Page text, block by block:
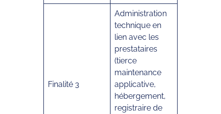
Finalité 3
Administration
technique en
lien avec les
prestataires
(tierce
maintenance
applicative,
hébergement,
registraire de